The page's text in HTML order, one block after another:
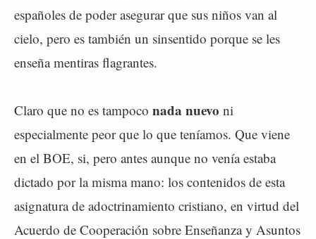
españoles de poder asegurar que sus niños van al
cielo, pero es también un sinsentido porque se les
enseña mentiras flagrantes.
Claro que no es tampoco nada nuevo ni
especialmente peor que lo que teníamos. Que viene
en el BOE, si, pero antes aunque no venía estaba
dictado por la misma mano: los contenidos de esta
asignatura de adoctrinamiento cristiano, en virtud del
Acuerdo de Cooperación sobre Enseñanza y Asuntos